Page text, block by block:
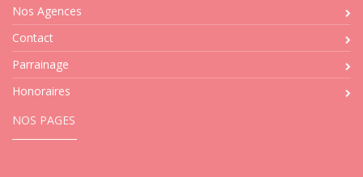
Nos Agences
Contact
Parrainage
Honoraires
NOS PAGES